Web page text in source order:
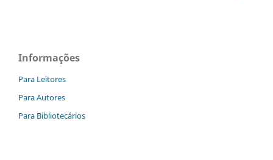
Informações
Para Leitores
Para Autores
Para Bibliotecários